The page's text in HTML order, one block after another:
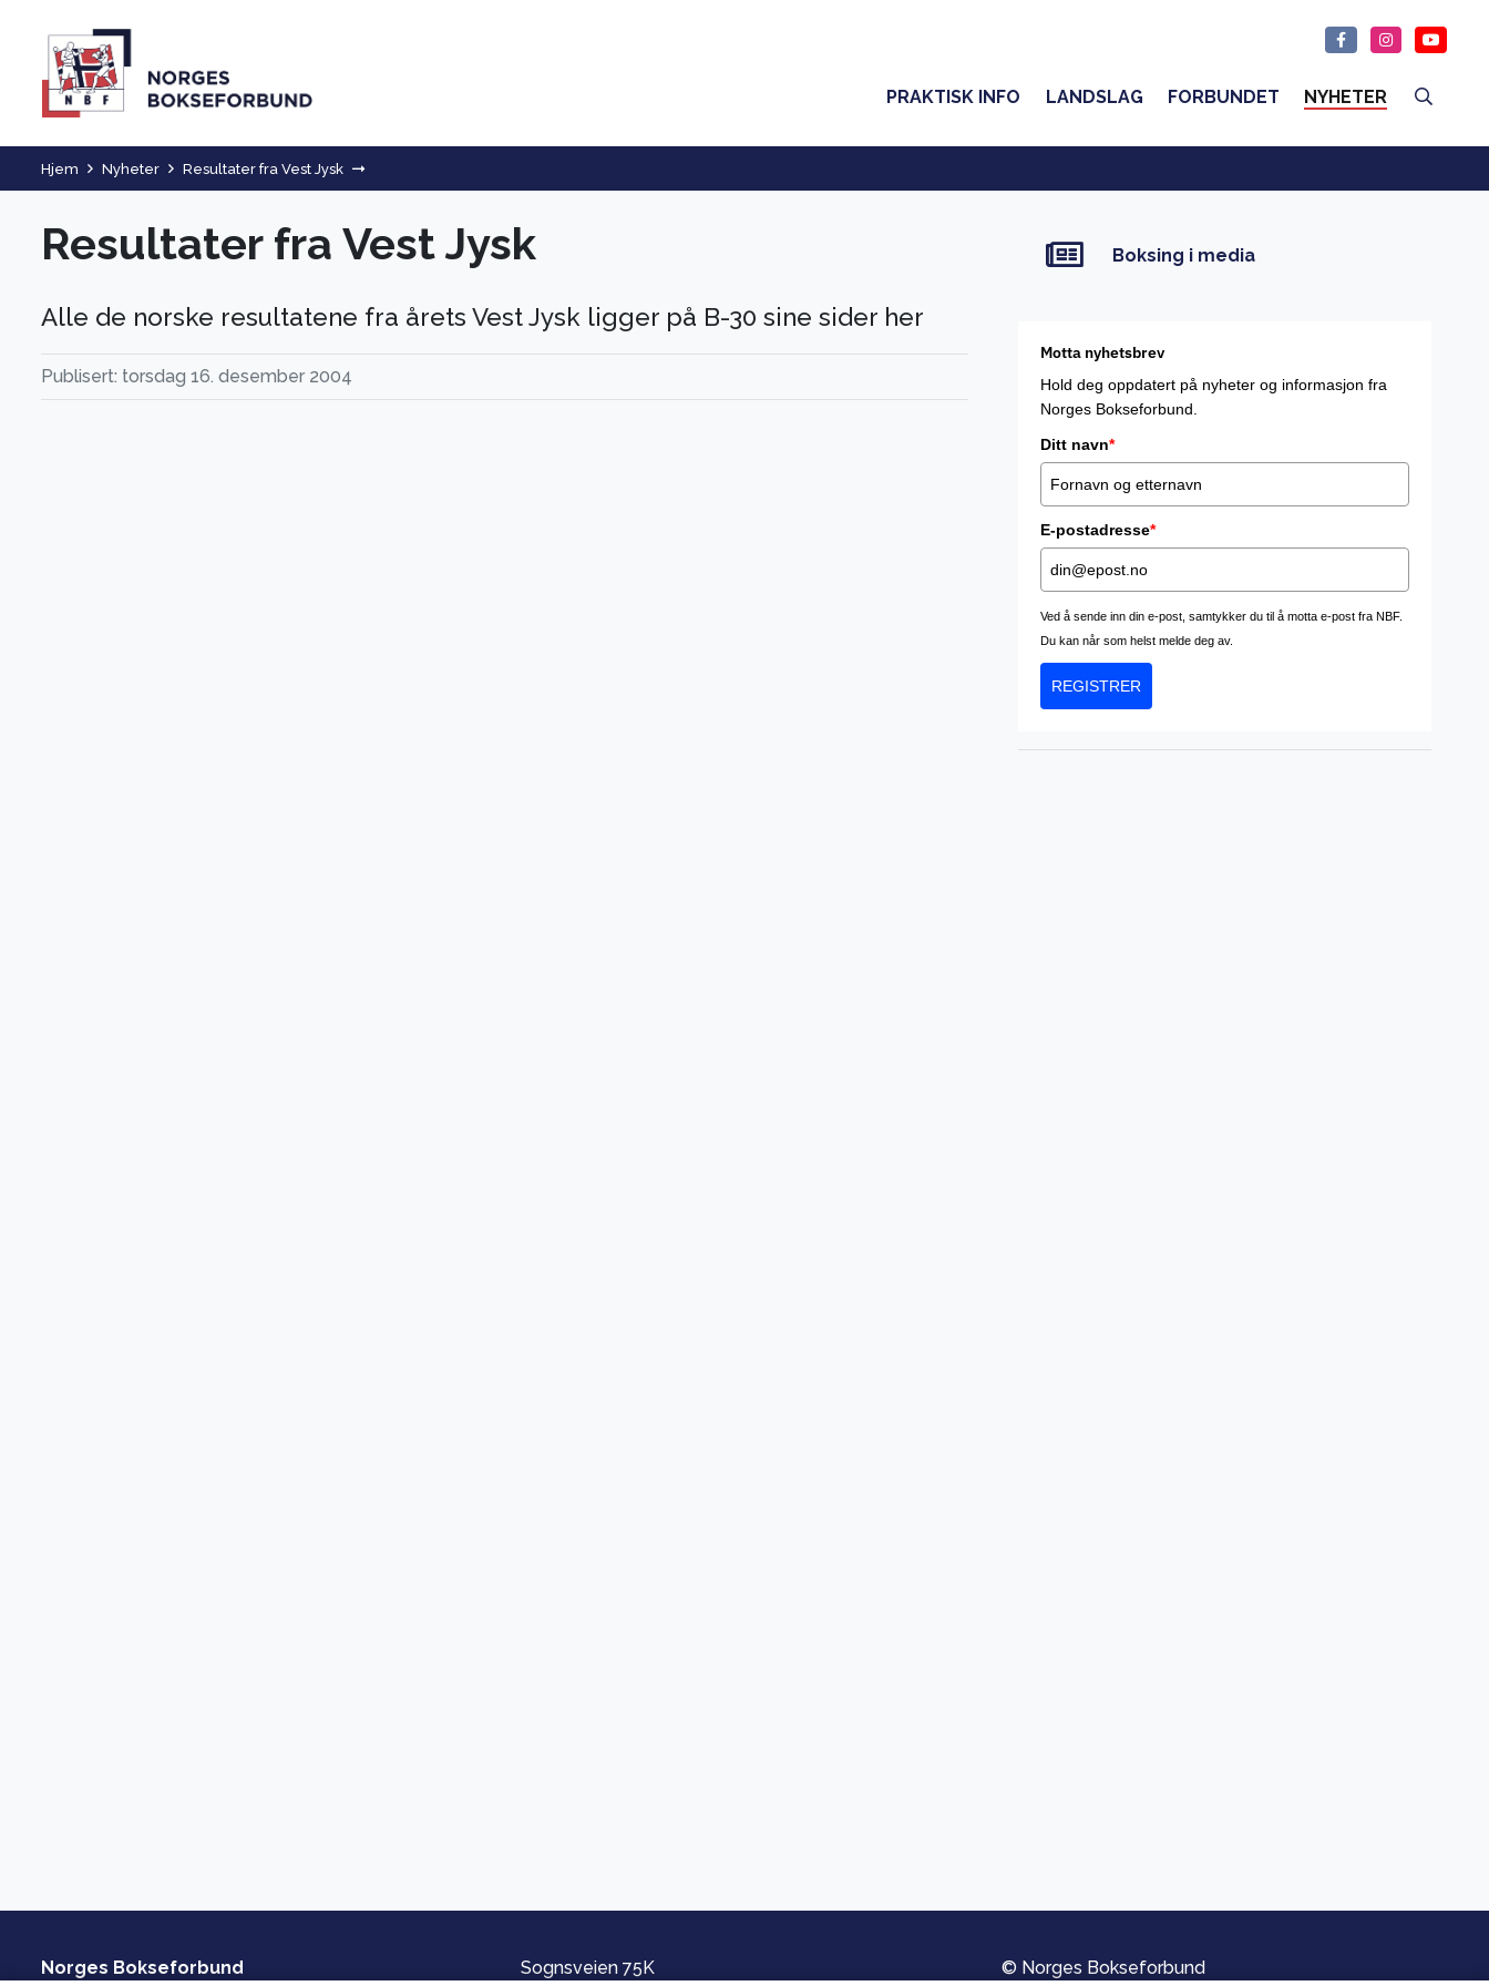
PRAKTISK INFO LANDSLAG FORBUNDET NYHETER
Hjem Nyheter Resultater fra Vest Jysk
Resultater fra Vest Jysk
Alle de norske resultatene fra årets Vest Jysk ligger på B-30 sine sider her
Publisert: torsdag 16. desember 2004
Boksing i media
Motta nyhetsbrev
Hold deg oppdatert på nyheter og informasjon fra
Norges Bokseforbund.
Ditt navn*
E-postadresse*
Ved å sende inn din e-post, samtykker du til å motta e-post fra NBF.
Du kan når som helst melde deg av.
REGISTRER
Norges Bokseforbund
Sognsveien 75K
© Norges Bokseforbund